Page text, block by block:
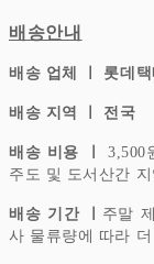
배송안내
배송 업체 ㅣ 롯데
배송 지역 ㅣ 전국
배송 비용 ㅣ3,500
주도 및 도서산간
배송 기간 ㅣ 주말
사 물류량에 따라